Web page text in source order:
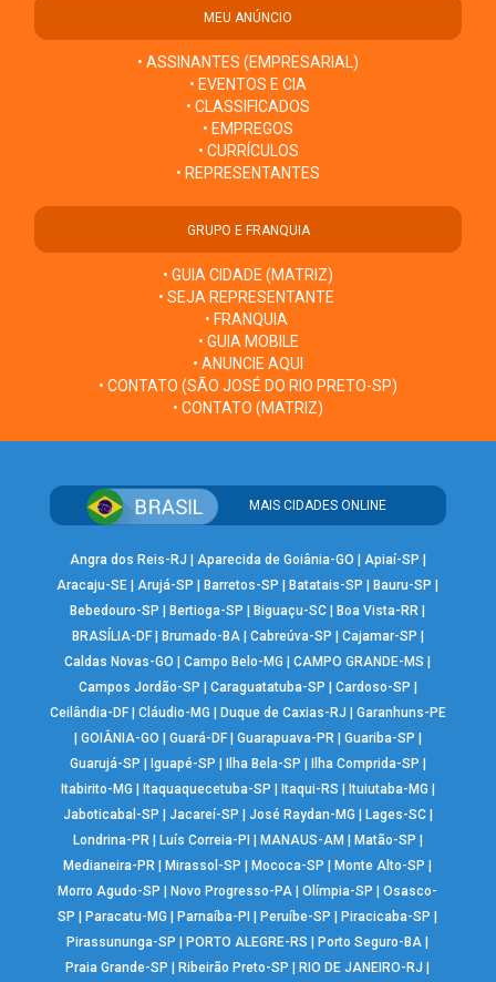
MEU ANÚNCIO
• ASSINANTES (EMPRESARIAL)
• EVENTOS E CIA
• CLASSIFICADOS
• EMPREGOS
• CURRÍCULOS
• REPRESENTANTES
GRUPO E FRANQUIA
• GUIA CIDADE (MATRIZ)
• SEJA REPRESENTANTE
• FRANQUIA
• GUIA MOBILE
• ANUNCIE AQUI
• CONTATO (SÃO JOSÉ DO RIO PRETO-SP)
• CONTATO (MATRIZ)
MAIS CIDADES ONLINE
Angra dos Reis-RJ | Aparecida de Goiânia-GO | Apiaí-SP |
Aracaju-SE | Arujá-SP |Barretos-SP |Batatais-SP |Bauru-SP |
Bebedouro-SP |Bertioga-SP |Biguaçu-SC |Boa Vista-RR |
BRASÍLIA-DF| Brumado-BA| Cabreúva-SP | Cajamar-SP |
Caldas Novas-GO |Campo Belo-MG |CAMPO GRANDE-MS |
Campos Jordão-SP | Caraguatatuba-SP | Cardoso-SP |
Ceilândia-DF| Cláudio-MG | Duque de Caxias-RJ | Garanhuns-PE
| GOIÂNIA-GO | Guará-DF| Guarapuava-PR | Guariba-SP |
Guarujá-SP | Iguapé-SP | Ilha Bela-SP | Ilha Comprida-SP |
Itabirito-MG | Itaquaquecetuba-SP | Itaqui-RS | Ituiutaba-MG |
Jaboticabal-SP | Jacareí-SP | José Raydan-MG | Lages-SC|
Londrina-PR | Luís Correia-PI | MANAUS-AM | Matão-SP |
Medianeira-PR |Mirassol-SP |Mococa-SP |Monte Alto-SP |
Morro Agudo-SP |Novo Progresso-PA |Olímpia-SP |Osasco-
SP |Paracatu-MG |Parnaíba-PI |Peruíbe-SP |Piracicaba-SP |
Pirassununga-SP |PORTO ALEGRE-RS |Porto Seguro-BA |
Praia Grande-SP |Ribeirão Preto-SP |RIO DE JANEIRO-RJ |